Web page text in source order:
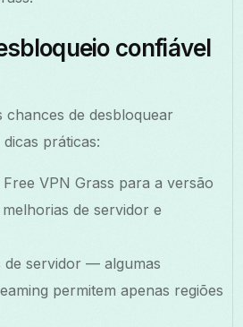
confiável
chances de desbloquear
práticas:
VPN Grass para a versão
de servidor e
de servidor — algumas
permitem apenas regiões